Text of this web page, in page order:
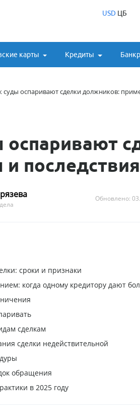
USDЦБ
карты Кредиты
суды оспаривают сделки должников:
оспаривают
последствия
Обновлено:
сроки и признаки
когда одному кредитору дают
сделкам
сделки недействительной
обращения
в 2025 году